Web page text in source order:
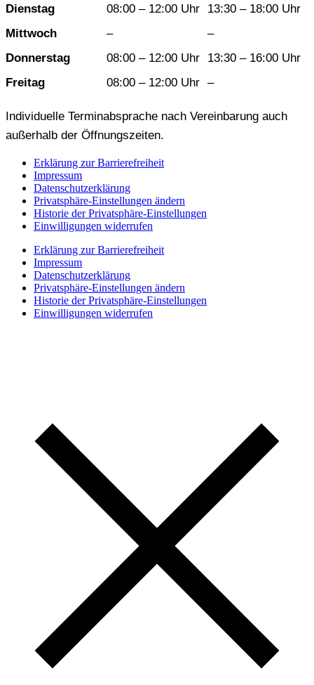
Dienstag 08:00 – 12:00 Uhr
13:30 – 18:00 Uhr
Mittwoch
–
–
Donnerstag
08:00 – 12:00 Uhr
13:30 – 16:00 Uhr
Freitag
08:00 – 12:00 Uhr –
Individuelle Terminabsprache nach Vereinbarung auch
außerhalb der Öffnungszeiten.
Erklärung zur Barrierefreiheit
Impressum
Datenschutzerklärung
Privatsphäre-Einstellungen ändern
Historie der Privatsphäre-Einstellungen
Einwilligungen widerrufen
Erklärung zur Barrierefreiheit
Impressum
Datenschutzerklärung
Privatsphäre-Einstellungen ändern
Historie der Privatsphäre-Einstellungen
Einwilligungen widerrufen